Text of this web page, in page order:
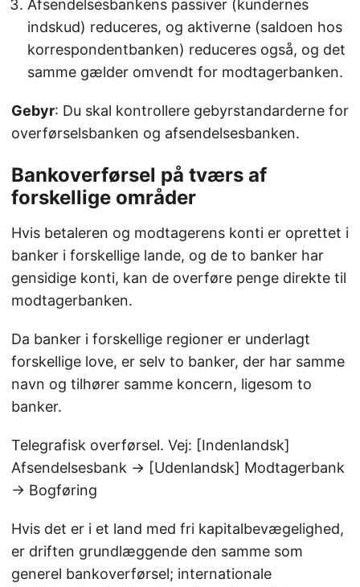
Afsendelsesbankens passiver (kundernes
indskud) reduceres, og aktiverne (saldoen hos
korrespondentbanken) reduceres også, og det
samme gælder omvendt for modtagerbanken.
Gebyr: Du skal kontrollere gebyrstandarderne for
overførselsbanken og afsendelsesbanken.
Bankoverførsel på tværs af
forskellige områder
Hvis betaleren og modtagerens konti er oprettet i
banker i forskellige lande, og de to banker har
gensidige konti, kan de overføre penge direkte til
modtagerbanken.
Da banker i forskellige regioner er underlagt
forskellige love, er selv to banker, der har samme
navn og tilhører samme koncern, ligesom to
banker.
Telegrafisk overførsel. Vej: [Indenlandsk]
Afsendelsesbank → [Udenlandsk] Modtagerbank
→ Bogføring
Hvis det er i et land med fri kapitalbevægelighed,
er driften grundlæggende den samme som
generel bankoverførsel; internationale